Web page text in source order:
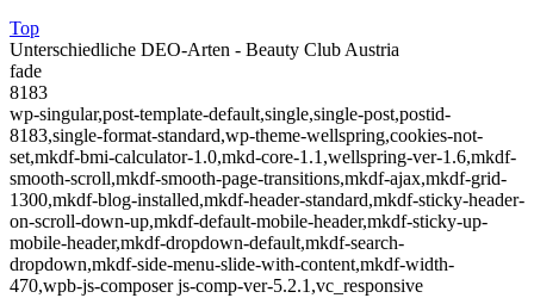
Top
Unterschiedliche DEO-Arten - Beauty Club Austria
fade
8183
wp-singular,post-template-default,single,single-post,postid-
8183,single-format-standard,wp-theme-wellspring,cookies-not-
set,mkdf-bmi-calculator-1.0,mkd-core-1.1,wellspring-ver-1.6,mkdf-
smooth-scroll,mkdf-smooth-page-transitions,mkdf-ajax,mkdf-grid-
1300,mkdf-blog-installed,mkdf-header-standard,mkdf-sticky-header-
on-scroll-down-up,mkdf-default-mobile-header,mkdf-sticky-up-
mobile-header,mkdf-dropdown-default,mkdf-search-
dropdown,mkdf-side-menu-slide-with-content,mkdf-width-
470,wpb-js-composer js-comp-ver-5.2.1,vc_responsive